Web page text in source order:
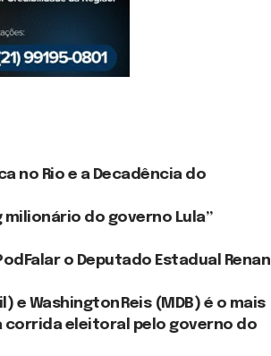
no Rio e a Decadência do
milionário do governo Lula”
o Deputado Estadual Renan
e Washington Reis (MDB) é o mais
eleitoral pelo governo do